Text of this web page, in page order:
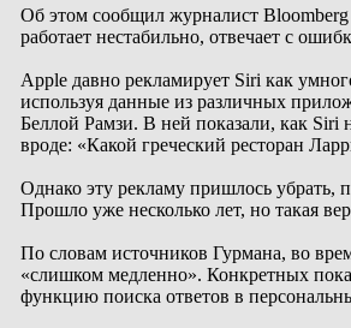
Об этом сообщил журналист
работает нестабильно, отвечает с
Apple давно рекламирует Siri как
используя данные из различных
Беллой Рамзи. В ней показали, как Siri
вроде: «Какой греческий ресторан
Однако эту рекламу пришлось убрать,
Прошло уже несколько лет, но такая
По словам источников Гурмана, во
«слишком медленно». Конкретных
функцию поиска ответов в